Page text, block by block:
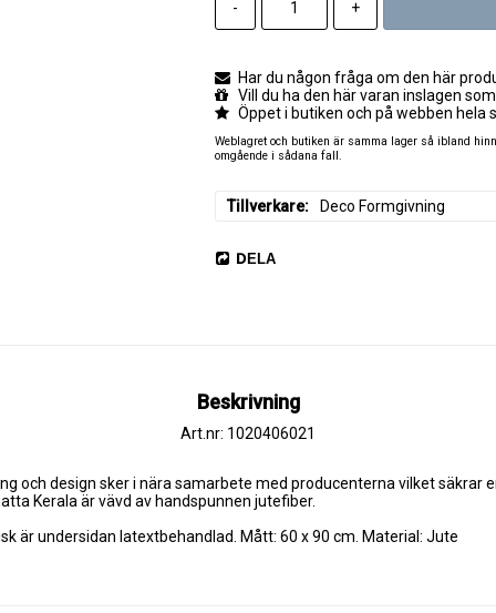
- +
Har du någon fråga om den här
Vill du ha den här varan inslagen
Öppet i butiken och på webben hela
Weblagret och butiken är samma lager så ibland
omgående i sådana fall.
Tillverkare Deco Formgivning
DELA
Beskrivning
Art.nr: 1020406021
och design sker i nära samarbete med producenterna vilket säkrar
Kerala är vävd av handspunnen jutefiber.
är undersidan latextbehandlad. Mått: 60 x 90 cm. Material: Jute